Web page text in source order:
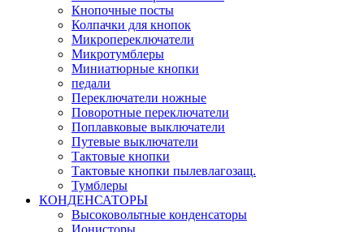
Кнопочные посты
Колпачки для кнопок
Микропереключатели
Микротумблеры
Миниатюрные кнопки
педали
Переключатели ножные
Поворотные переключатели
Поплавковые выключатели
Путевые выключатели
Тактовые кнопки
Тактовые кнопки пылевлагозащ.
Тумблеры
КОНДЕНСАТОРЫ
Высоковольтные конденсаторы
Ионисторы